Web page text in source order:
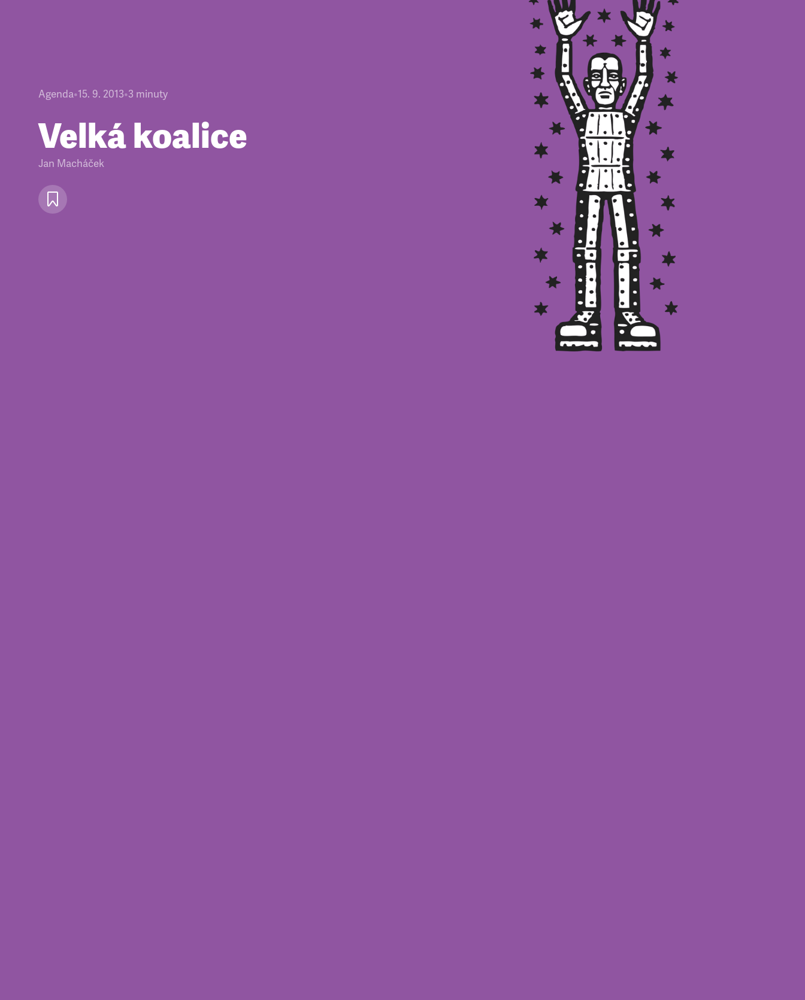
Agenda•15. 9. 2013•3 minuty
Velká koalice
Jan Macháček